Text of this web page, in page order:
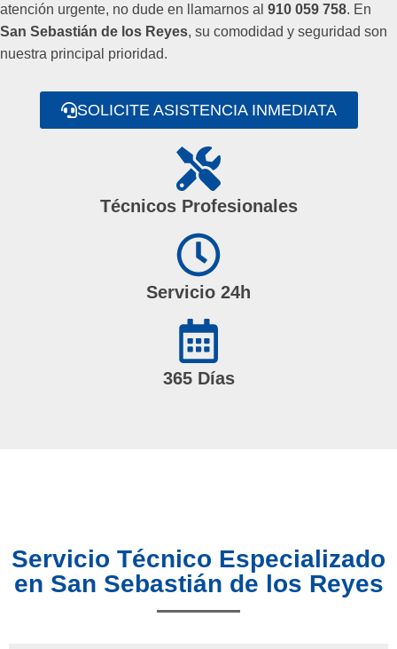
atención urgente, no dude en llamarnos al 910 059 758. En
San Sebastián de los Reyes, su comodidad y seguridad son
nuestra principal prioridad.
SOLICITE ASISTENCIA INMEDIATA
Técnicos Profesionales
Servicio 24h
365 Días
Servicio Técnico Especializado
en San Sebastián de los Reyes